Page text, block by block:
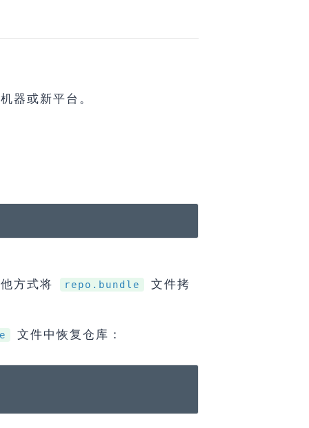
器或新平台。
方式将 repo.bundle 文件拷
文件中恢复仓库：